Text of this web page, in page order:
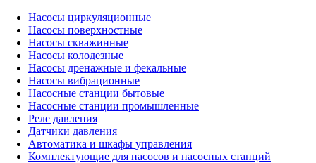
Насосы циркуляционные
Насосы поверхностные
Насосы скважинные
Насосы колодезные
Насосы дренажные и фекальные
Насосы вибрационные
Насосные станции бытовые
Насосные станции промышленные
Реле давления
Датчики давления
Автоматика и шкафы управления
Комплектующие для насосов и насосных станций